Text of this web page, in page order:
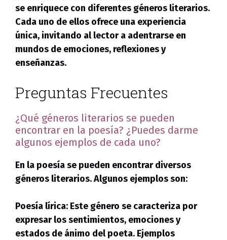
se enriquece con diferentes géneros literarios.
Cada uno de ellos ofrece una experiencia
única, invitando al lector a adentrarse en
mundos de emociones, reflexiones y
enseñanzas.
Preguntas Frecuentes
¿Qué géneros literarios se pueden
encontrar en la poesía? ¿Puedes darme
algunos ejemplos de cada uno?
En la poesía se pueden encontrar diversos
géneros literarios. Algunos ejemplos son:
Poesía lírica: Este género se caracteriza por
expresar los sentimientos, emociones y
estados de ánimo del poeta. Ejemplos